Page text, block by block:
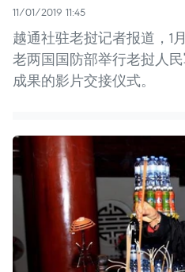
11/01/2019 11:45
越通社驻老挝记者报道，1
老两国国防部举行老挝人
成果的影片交接仪式。